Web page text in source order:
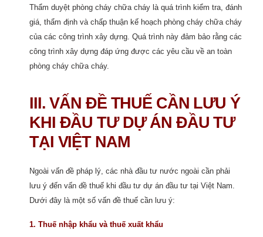
Thẩm duyệt phòng cháy chữa cháy là quá trình kiểm tra, đánh
giá, thẩm định và chấp thuận kế hoạch phòng cháy chữa cháy
của các công trình xây dựng. Quá trình này đảm bảo rằng các
công trình xây dựng đáp ứng được các yêu cầu về an toàn
phòng cháy chữa cháy.
III. VẤN ĐỀ THUẾ CẦN LƯU Ý
KHI ĐẦU TƯ DỰ ÁN ĐẦU TƯ
TẠI VIỆT NAM
Ngoài vấn đề pháp lý, các nhà đầu tư nước ngoài cần phải
lưu ý đến vấn đề thuế khi đầu tư dự án đầu tư tại Việt Nam.
Dưới đây là một số vấn đề thuế cần lưu ý:
1. Thuế nhập khẩu và thuế xuất khẩu